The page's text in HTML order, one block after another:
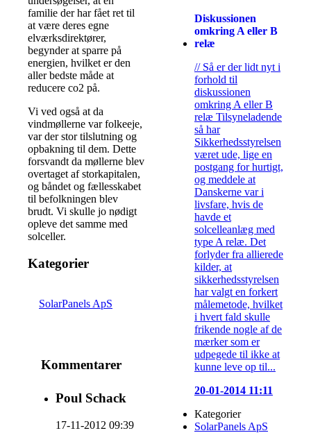
familie der har fået ret til
at være deres egne
elværksdirektører,
begynder at sparre på
energien, hvilket er den
aller bedste måde at
reducere co2 på.
Vi ved også at da
vindmøllerne var folkeeje,
var der stor tilslutning og
opbakning til dem. Dette
forsvandt da møllerne blev
overtaget af storkapitalen,
og båndet og fællesskabet
til befolkningen blev
brudt. Vi skulle jo nødigt
opleve det samme med
solceller.
Kategorier
SolarPanels ApS
Kommentarer
Poul Schack
17-11-2012 09:39
Diskussionen
omkring A eller B
relæ
// Så er der lidt nyt i
forhold til
diskussionen
omkring A eller B
relæ Tilsyneladende
så har
Sikkerhedsstyrelsen
været ude, lige en
postgang for hurtigt,
og meddele at
Danskerne var i
livsfare, hvis de
havde et
solcelleanlæg med
type A relæ. Det
forlyder fra allierede
kilder, at
sikkerhedsstyrelsen
har valgt en forkert
målemetode, hvilket
i hvert fald skulle
frikende nogle af de
mærker som er
udpegede til ikke at
kunne leve op til...
20-01-2014 11:11
Kategorier
SolarPanels ApS